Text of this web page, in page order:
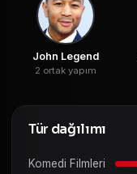
John Legend
2 ortak yapım
Tür dağılımı
Komedi Filmleri